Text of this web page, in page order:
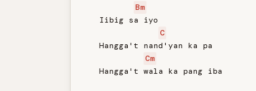
Bm
   Iibig sa iyo
C
   Hangga't nand'yan ka pa
Cm
   Hangga't wala ka pang iba